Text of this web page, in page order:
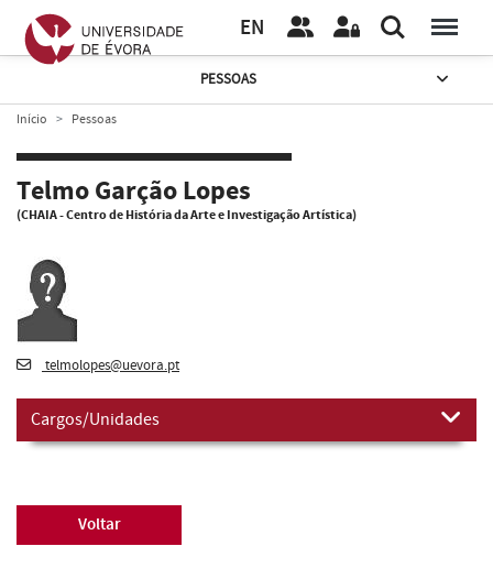
EN
PESSOAS
Início Pessoas
Telmo Garção Lopes
(CHAIA - Centro de História da Arte e Investigação Artística)
telmolopes@uevora.pt
Cargos/Unidades
Voltar